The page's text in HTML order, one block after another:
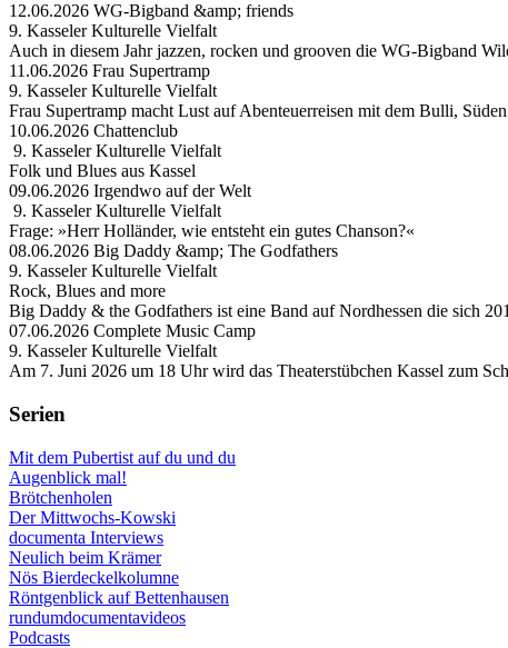
12.06.2026 WG-Bigband &amp; friends
9. Kasseler Kulturelle Vielfalt
Auch in diesem Jahr jazzen, rocken und grooven die WG-Bigband
11.06.2026 Frau Supertramp
9. Kasseler Kulturelle Vielfalt
Frau Supertramp macht Lust auf Abenteuerreisen mit dem Bulli,
10.06.2026 Chattenclub
9. Kasseler Kulturelle Vielfalt
Folk und Blues aus Kassel
09.06.2026 Irgendwo auf der Welt
9. Kasseler Kulturelle Vielfalt
Frage: »Herr Holländer, wie entsteht ein gutes Chanson?«
08.06.2026 Big Daddy &amp; The Godfathers
9. Kasseler Kulturelle Vielfalt
Rock, Blues and more
Big Daddy & the Godfathers ist eine Band auf Nordhessen die sich
07.06.2026 Complete Music Camp
9. Kasseler Kulturelle Vielfalt
Am 7. Juni 2026 um 18 Uhr wird das Theaterstübchen Kassel zum
Serien
Mit dem Pubertist auf du und du
Augenblick mal!
Brötchenholen
Der Mittwochs-Kowski
documenta Interviews
Neulich beim Krämer
Nös Bierdeckelkolumne
Röntgenblick auf Bettenhausen
rundumdocumentavideos
Podcasts